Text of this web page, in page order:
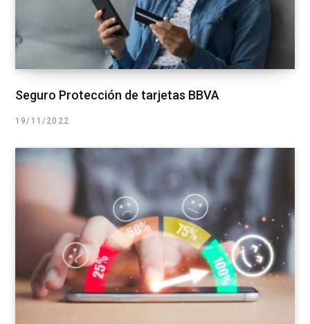
Seguro Protección de tarjetas BBVA
19/11/2022